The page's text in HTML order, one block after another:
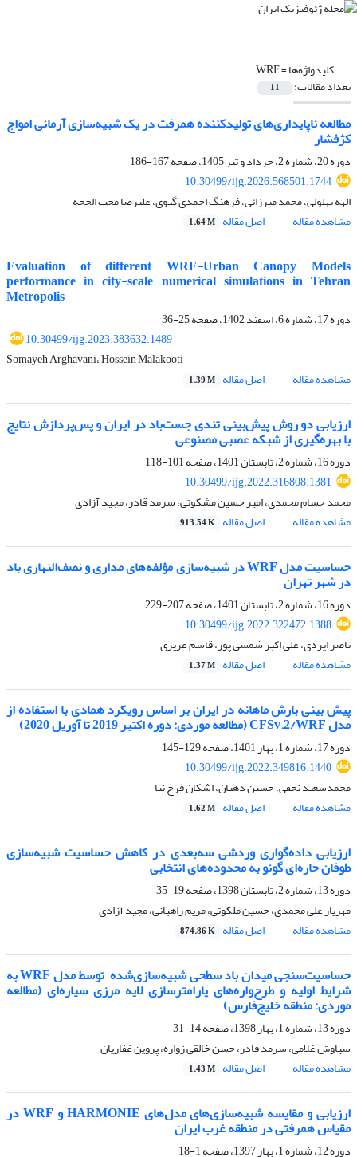
کلیدواژه‌ها =WRF
تعداد مقالات: 11
مطالعه ناپایداری‌های تولید‌کننده همرفت در یک شبیه‌سازی آرمانی امواج
کژ‌فشار
دوره 20، شماره 2، خرداد و تیر 1405، صفحه
167-186
10.30499/ijg.2026.568501.1744
الهه بهلولی، محمد میرزائی، فرهنگ احمدی گیوی، علیرضا محب الحجه
مشاهده مقاله
اصل مقاله 1.64 M
Evaluation of different WRF-Urban Canopy Models
performance in city-scale numerical simulations in Tehran
Metropolis
دوره 17، شماره 6، اسفند 1402، صفحه
25-36
10.30499/ijg.2023.383632.1489
Somayeh Arghavani، Hossein Malakooti
مشاهده مقاله
اصل مقاله 1.39 M
ارزیابی دو روش پیش‌بینی تندی جست‌باد در ایران و پس‌پردازش نتایج
با بهره‌گیری از شبکه عصبی مصنوعی
دوره 16، شماره 2، تابستان 1401، صفحه
101-118
10.30499/ijg.2022.316808.1381
محمد حسام محمدی، امیر حسین مشکوتی، سرمد قادر، مجید آزادی
مشاهده مقاله
اصل مقاله 913.54 K
حساسیت مدل WRF در شبیه‌سازی مؤلفه‌های مداری و نصف‌النهاری باد
در شهر تهران
دوره 16، شماره 2، تابستان 1401، صفحه
207-229
10.30499/ijg.2022.322472.1388
ناصر ایزدی، علی اکبر شمسی پور، قاسم عزیزی
مشاهده مقاله
اصل مقاله 1.37 M
پیش‎ بینی بارش ماهانه در ایران بر اساس رویکرد همادی با استفاده از
مدل CFSv.2/WRF (مطالعه موردی: دوره اکتبر 2019 تا آوریل 2020)
دوره 17، شماره 1، بهار 1401، صفحه
129-145
10.30499/ijg.2022.349816.1440
محمدسعید نجفی، حسین دهبان، اشکان فرخ نیا
مشاهده مقاله
اصل مقاله 1.62 M
ارزیابی داده‌گواری وردشی سه‌بعدی در کاهش حساسیت شبیه‌سازی
طوفان حاره‌ای گونو به محدوده‌های انتخابی
دوره 13، شماره 2، تابستان 1398، صفحه
19-35
مهریار علی محمدی، حسین ملکوتی، مریم راهبانی، مجید آزادی
مشاهده مقاله
اصل مقاله 874.86 K
حساسیت‌سنجی میدان باد سطحی شبیه‌سازی‌شده ‌ توسط مدل WRF به
شرایط اولیه و طرح‌واره‌های پارامترسازی لایه مرزی سیاره‌ای (مطالعه
موردی: منطقه خلیج‌فارس)
دوره 13، شماره 1، بهار 1398، صفحه
14-31
سیاوش غلامی، سرمد قادر، حسن خالقی زواره، پروین غفاریان
مشاهده مقاله
اصل مقاله 1.43 M
ارزیابی و مقایسه شبیه‌سازی‌های مدل‌های HARMONIE و WRF در
مقیاس همرفتی در منطقه غرب ایران
دوره 12، شماره 1، بهار 1397، صفحه
1-18